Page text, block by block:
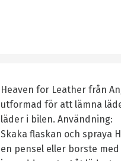
Heaven for Leather från
utformad för att lämna
läder i bilen. Användning:
Skaka flaskan och spraya
en pensel eller borste